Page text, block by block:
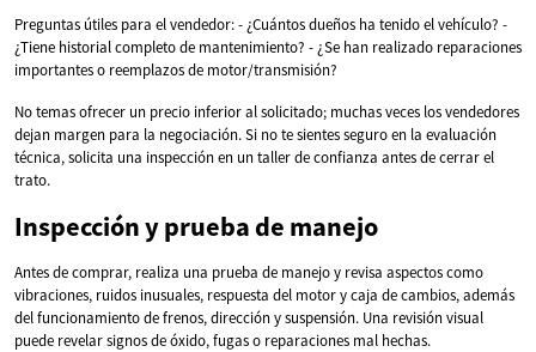
Preguntas útiles para el vendedor: - ¿Cuántos dueños ha tenido el vehículo? -
¿Tiene historial completo de mantenimiento? - ¿Se han realizado reparaciones
importantes o reemplazos de motor/transmisión?
No temas ofrecer un precio inferior al solicitado; muchas veces los vendedores
dejan margen para la negociación. Si no te sientes seguro en la evaluación
técnica, solicita una inspección en un taller de confianza antes de cerrar el
trato.
Inspección y prueba de manejo
Antes de comprar, realiza una prueba de manejo y revisa aspectos como
vibraciones, ruidos inusuales, respuesta del motor y caja de cambios, además
del funcionamiento de frenos, dirección y suspensión. Una revisión visual
puede revelar signos de óxido, fugas o reparaciones mal hechas.